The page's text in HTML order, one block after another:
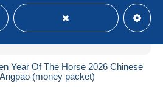
Year Of The Horse 2026 Chinese
(money packet)